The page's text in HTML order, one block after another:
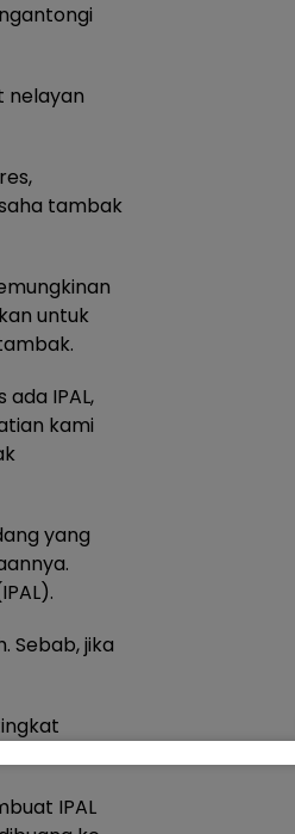
nelayan
tambak
untuk
IPAL,
kami
yang
Sebab, jika
IPAL